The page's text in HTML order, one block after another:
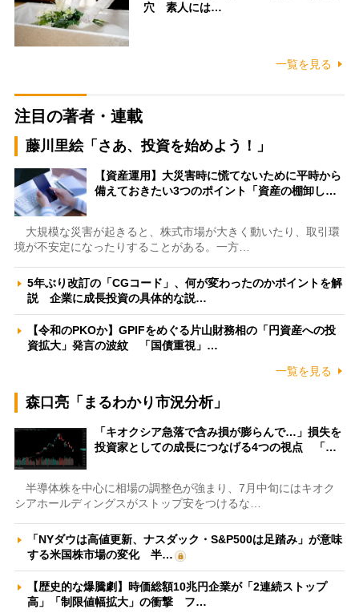
穴 素人には…
一覧を見る
注目の著者・連載
藤川里絵「さあ、投資を始めよう！」
【資産運用】大災害時に慌てないために平時から
備えておきたい3つのポイント「資産の棚卸し…
大規模な災害が起きると、株式市場が大きく動いたり、取引環
境が不安定になったりすることがある。一方…
5年ぶり改訂の「CGコード」、何が変わったのかポイントを解
説 企業に成長投資の具体的な説…
【令和のPKOか】GPIFをめぐる片山財務相の「円資産への投
資拡大」発言の波紋 「国債重視」…
一覧を見る
森口亮「まるわかり市況分析」
「キオクシア急落で含み損が膨らんで…」損失を
投資家としての成長につなげる4つの視点 「…
半導体株を中心に相場の調整色が強まり、7月中旬にはキオク
シアホールディングスがストップ安をつけるな…
「NYダウは高値更新、ナスダック・S&P500は足踏み」が意味
する米国株市場の変化 半…
【歴史的な爆騰劇】時価総額10兆円企業が「2連続ストップ
高」「制限値幅拡大」の衝撃 フ…